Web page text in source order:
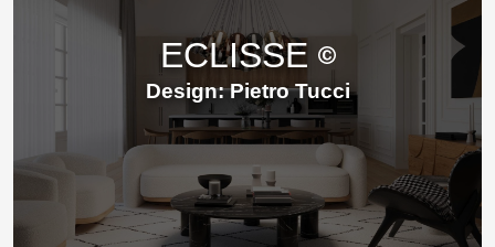
ECLISSE
Design: Pietro Tucci